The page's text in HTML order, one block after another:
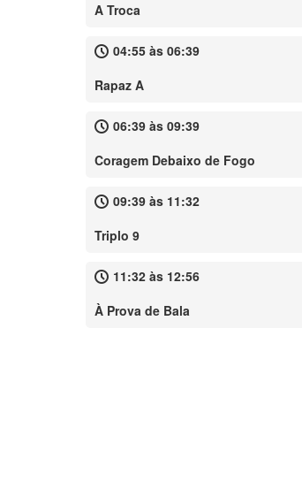
A Troca
04:55 às 06:39
Rapaz A
06:39 às 09:39
Coragem Debaixo de Fogo
09:39 às 11:32
Triplo 9
11:32 às 12:56
À Prova de Bala